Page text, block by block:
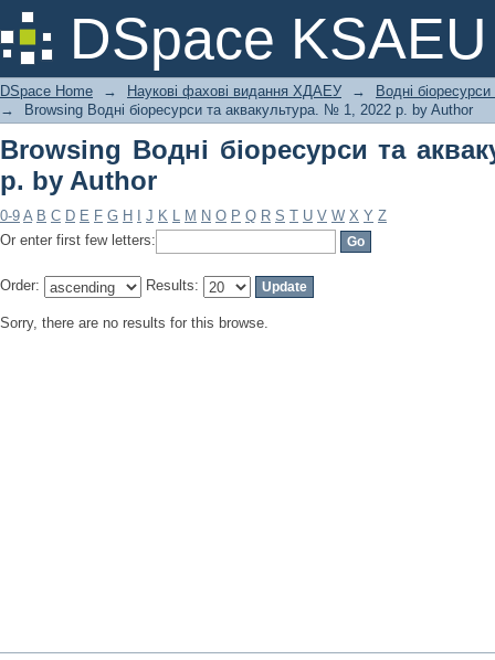
DSpace KSAEU
Browsing Водні біоресурси та
DSpace Home → Наукові фахові видання ХДАЕУ →
Водні
→
Browsing Водні біоресурси та аквакультура. № 1, 2022 р. by Author
Browsing Водні біоресурси та
р. by Author
0-9 A B C D E F G H J K L M N O P Q R S T U V W X Y Z
Or enter first few letters:
Order: Results:
Sorry, there are no results for this browse.